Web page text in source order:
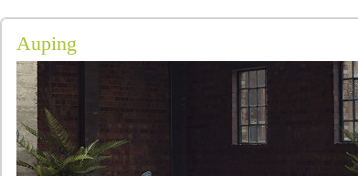
Auping